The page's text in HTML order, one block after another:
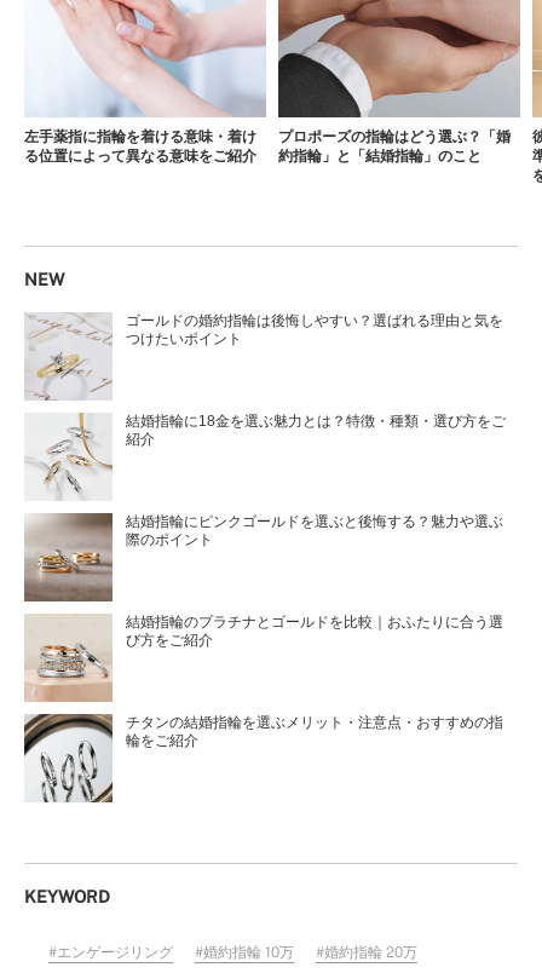
左手薬指に指輪を着ける意味・着け
る位置によって異なる意味をご紹介
プロポーズの指輪はどう選ぶ？「婚
約指輪」と「結婚指輪」のこと
NEW
ゴールドの婚約指輪は後悔しやすい？選ばれる理由と気を
つけたいポイント
結婚指輪に18金を選ぶ魅力とは？特徴・種類・選び方をご
紹介
結婚指輪にピンクゴールドを選ぶと後悔する？魅力や選ぶ
際のポイント
結婚指輪のプラチナとゴールドを比較｜おふたりに合う選
び方をご紹介
チタンの結婚指輪を選ぶメリット・注意点・おすすめの指
輪をご紹介
KEYWORD
エンゲージリング 婚約指輪 10万 婚約指輪 20万